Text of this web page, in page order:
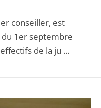
conseiller, est
1er septembre
de la ju ...